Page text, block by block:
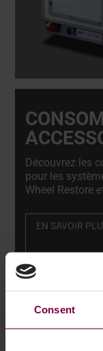
Consent
Découvrez les
pour les
Wheel Restore
normes les
fiabilité et de
EN SAVOIR